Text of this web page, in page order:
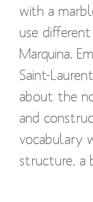
with a
use
Marquina,
Saint-
about the
and
vocabulary
structure, a